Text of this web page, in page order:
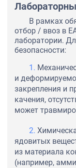
В рамках
отбор / ввоз в
лаборатории.
безопасности:
и
закрепления и
качения,
может
ядовитых
из материала
(например,